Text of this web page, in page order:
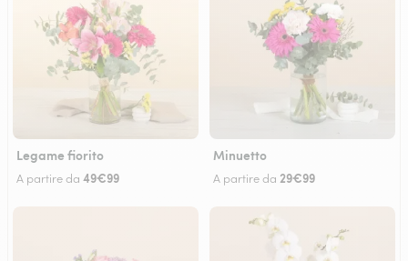
Legame fiorito
A partire da 49€99
Minuetto
A partire da 29€99